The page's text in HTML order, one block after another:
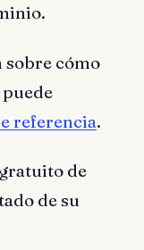
cómo
referencia.
de
de su